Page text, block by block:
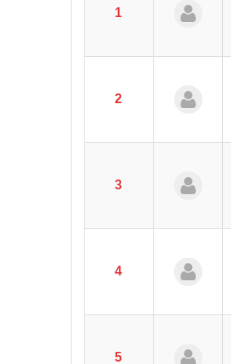
1
2
3
4
5